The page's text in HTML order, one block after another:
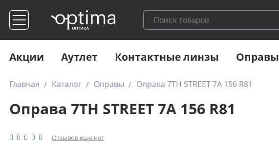
Акции Аутлет Контактные линзы Оправы
Главная Каталог Оправы Оправа 7TH STREET 7A 156 R81
Оправа 7TH STREET 7A 156 R81
Отзывов еще нет